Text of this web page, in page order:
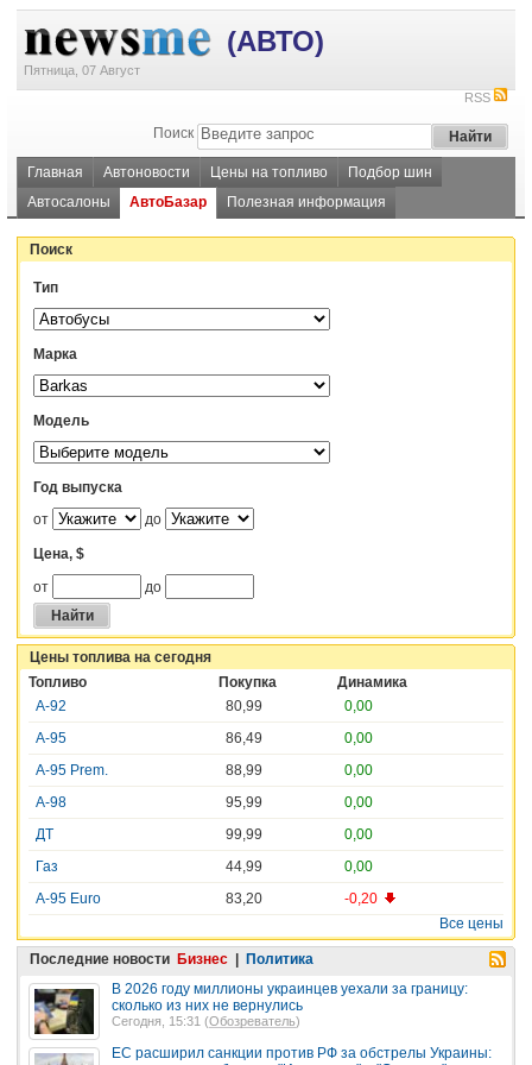
(АВТО)
Пятница, 07 Август
RSS
Поиск
Главная Автоновости Цены на топливо
Подбор шин
Автосалоны
АвтоБазар Полезная информация
Поиск
Тип
Марка
Модель
Год выпуска
от
до
Цена, $
от
до
Цены топлива на сегодня
Топливо
Покупка
Динамика
А-92
80,99
0,00
А-95
86,49
0,00
А-95 Prem.
88,99
0,00
А-98
95,99
0,00
ДТ
99,99
0,00
Газ
44,99
0,00
A-95 Euro
83,20
-0,20
Все цены
Последние новости Бизнес
Политика
В 2026 году миллионы украинцев уехали за границу:
сколько из них не вернулись
Сегодня, 15:31 (Обозреватель)
ЕС расширил санкции против РФ за обстрелы Украины: